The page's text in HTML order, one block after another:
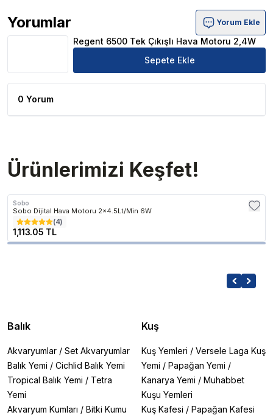
Yorumlar
Regent 6500 Tek Çıkışlı Hava Motoru 2,4W Ürün
Yorum Ekle
Regent 6500 Tek Çıkışlı Hava Motoru 2,4W
Sepete Ekle
0 Yorum
Ürünlerimizi Keşfet!
Sobo
Sobo Dijital Hava Motoru 2x4.5Lt/Min 6W
(4)
1,113.05 TL
Balık
Akvaryumlar / Set Akvaryumlar
Balık Yemi / Cichlid Balık Yemi
Tropical Balık Yemi / Tetra
Yemi
Akvaryum Kumları / Bitki Kumu
Kuş
Kuş Yemleri / Versele Laga Kuş
Yemi / Papağan Yemi /
Kanarya Yemi / Muhabbet
Kuşu Yemleri
Kuş Kafesi / Papağan Kafesi